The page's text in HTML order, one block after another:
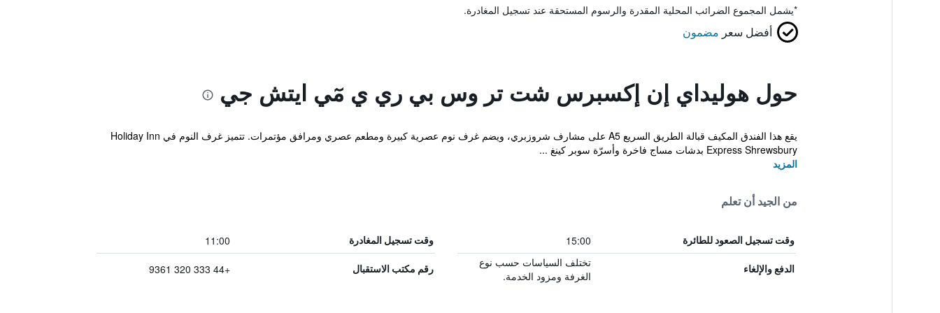
*يشمل المجموع الضرائب المحلية المقدرة والرسوم المستحقة عند تسجيل المغادرة.
أفضل سعر مضمون
حول هوليداي إن إكسبرس شت تر وس بي ري ي مٓي ايتش جي
يقع هذا الفندق المكيف قبالة الطريق السريع A5 على مشارف شروزبري، ويضم غرف نوم عصرية كبيرة ومطعم عصري ومرافق مؤتمرات. تتميز غرف النوم في Holiday Inn
Express Shrewsbury بدشات مساج فاخرة وأسرّة سوبر كينغ ...
المزيد
من الجيد أن تعلم
وقت تسجيل الصعود للطائرة 15:00 وقت تسجيل المغادرة 11:00
الدفع والإلغاء
تختلف السياسات حسب نوع
الغرفة ومزود الخدمة.
رقم مكتب الاستقبال +44 333 320 9361